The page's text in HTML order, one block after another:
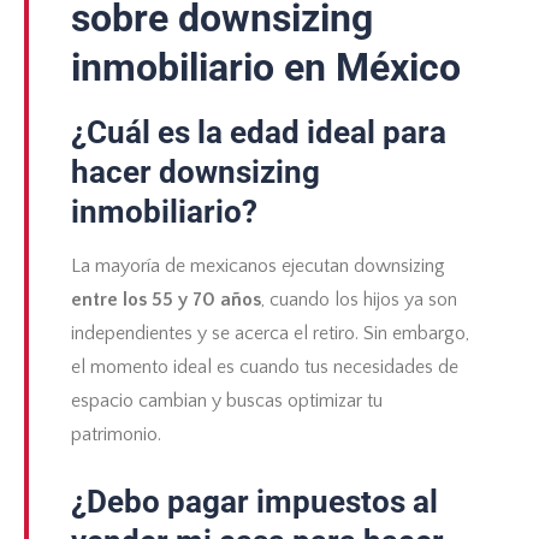
sobre downsizing
inmobiliario en México
¿Cuál es la edad ideal para
hacer downsizing
inmobiliario?
La mayoría de mexicanos ejecutan downsizing
entre los 55 y 70 años, cuando los hijos ya son
independientes y se acerca el retiro. Sin embargo,
el momento ideal es cuando tus necesidades de
espacio cambian y buscas optimizar tu
patrimonio.
¿Debo pagar impuestos al